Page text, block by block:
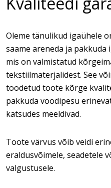
Oleme tänulikud igaühele
saame areneda ja
mis on valmistatud
tekstiilmaterjalidest. See
toodetud toote kõrge
pakkuda voodipesu
katsudes meeldivad.
Toote värvus võib veidi
eraldusvõimele, seadetele
valgustusele.